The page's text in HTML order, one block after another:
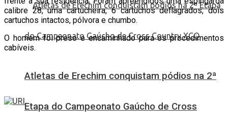
Atletas de Erechim conquistam pódios na 2ª
Etapa do Campeonato Gaúcho de Cross
calibre 28, uma cartucheira, 6 cartuchos deflagrados, dois
cartuchos intactos, pólvora e chumbo.
O homem foi preso e encaminhado para os procedimentos
cabíveis.